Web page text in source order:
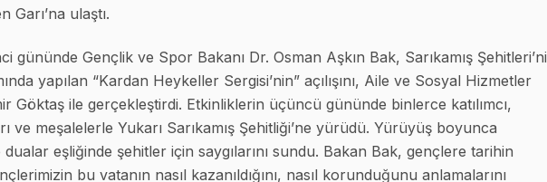
Garı’na ulaştı.
gününde Gençlik ve Spor Bakanı Dr. Osman Aşkın Bak, Sarıkamış Şehitleri’ni
yapılan “Kardan Heykeller Sergisi’nin” açılışını, Aile ve Sosyal Hizmetler
Göktaş ile gerçekleştirdi. Etkinliklerin üçüncü gününde binlerce katılımcı,
ve meşalelerle Yukarı Sarıkamış Şehitliği’ne yürüdü. Yürüyüş boyunca
dualar eşliğinde şehitler için saygılarını sundu. Bakan Bak, gençlere tarihin
bu vatanın nasıl kazanıldığını, nasıl korunduğunu anlamalarını